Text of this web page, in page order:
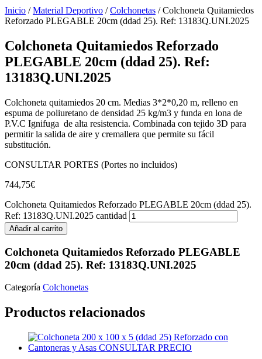
Inicio /Material Deportivo /Colchonetas / Colchoneta Quitamiedos
Reforzado PLEGABLE 20cm (ddad 25). Ref: 13183Q.UNI.2025
Colchoneta Quitamiedos Reforzado
PLEGABLE 20cm (ddad 25). Ref:
13183Q.UNI.2025
Colchoneta quitamiedos 20 cm. Medias 3*2*0,20 m, relleno en
espuma de poliuretano de densidad 25 kg/m3 y funda en lona de
P.V.C Ignifuga de alta resistencia. Combinada con tejido 3D para
permitir la salida de aire y cremallera que permite su fácil
substitución.
CONSULTAR PORTES (Portes no incluidos)
744,75€
Colchoneta Quitamiedos Reforzado PLEGABLE 20cm (ddad 25).
Ref: 13183Q.UNI.2025 cantidad
Añadir al carrito
Colchoneta Quitamiedos Reforzado PLEGABLE
20cm (ddad 25). Ref: 13183Q.UNI.2025
Categoría Colchonetas
Productos relacionados